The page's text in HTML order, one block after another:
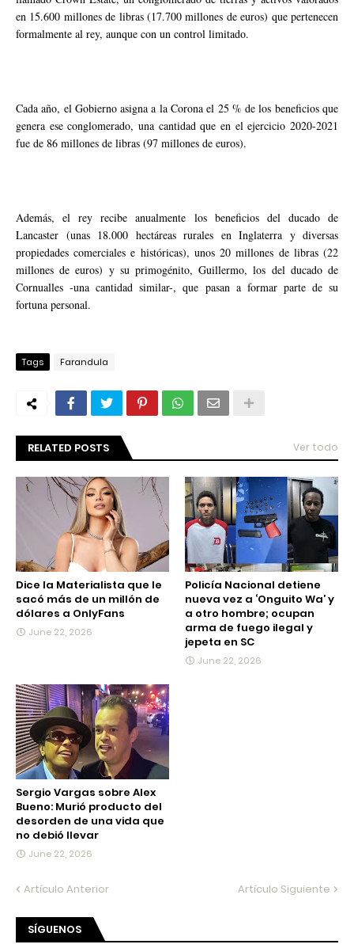
en 15.600 millones de libras (17.700 millones de euros) que pertenecen
formalmente al rey, aunque con un control limitado.
Cada año, el Gobierno asigna a la Corona el 25 % de los beneficios que
genera ese conglomerado, una cantidad que en el ejercicio 2020-2021
fue de 86 millones de libras (97 millones de euros).
Además, el rey recibe anualmente los beneficios del ducado de
Lancaster (unas 18.000 hectáreas rurales en Inglaterra y diversas
propiedades comerciales e históricas), unos 20 millones de libras (22
millones de euros) y su primogénito, Guillermo, los del ducado de
Cornualles -una cantidad similar-, que pasan a formar parte de su
fortuna personal.
Tags Farandula
RELATED POSTS Ver todo
Dice la Materialista que le
sacó más de un millón de
dólares a OnlyFans
June 22, 2026
Policía Nacional detiene
nueva vez a ‘Onguito Wa’ y
a otro hombre; ocupan
arma de fuego ilegal y
jepeta en SC
June 22, 2026
Sergio Vargas sobre Alex
Bueno: Murió producto del
desorden de una vida que
no debió llevar
June 22, 2026
Artículo Anterior Artículo Siguiente
SÍGUENOS